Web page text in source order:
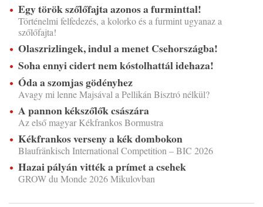
Egy török szőlőfajta azonos a furminttal!
Történelmi felfedezés, a kolorko és a furmint ugyanaz a
szőlőfajta!
Olaszrizlingek, indul a menet Csehországba!
Soha ennyi cidert nem kóstolhattál idehaza!
Óda a szomjas gödényhez
Avagy mi lenne Majsával a Pellikán Bisztró nélkül?
A pannon kékszőlők császára
Az első magyar Kékfrankos Bormustra
Kékfrankos verseny a kék dombokon
Blaufränkisch International Competition – BIC 2026
Hazai pályán vitték a prímet a csehek
GROW du Monde 2026 Mikulovban